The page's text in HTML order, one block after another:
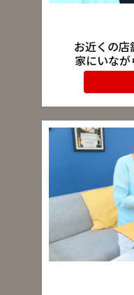
お近くの店
家にいなが